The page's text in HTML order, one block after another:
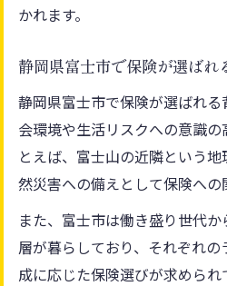
特徴
保険選びが家計や将来設
保険選びが富士市の
影響
将来設計に役立つ保
考える
保険が静岡県富士市
心感
かれます。
静岡県富士市で保険が選ばれ
静岡県富士市で保険が選ばれ
会環境や生活リスクへの意識
とえば、富士山の近隣という
然災害への備えとして保険への
また、富士市は働き盛り世代
層が暮らしており、それぞれ
成に応じた保険選びが求めら